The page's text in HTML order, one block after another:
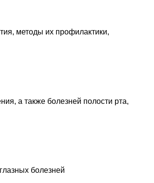
методы их профилактики,
а также болезней полости рта,
болезней